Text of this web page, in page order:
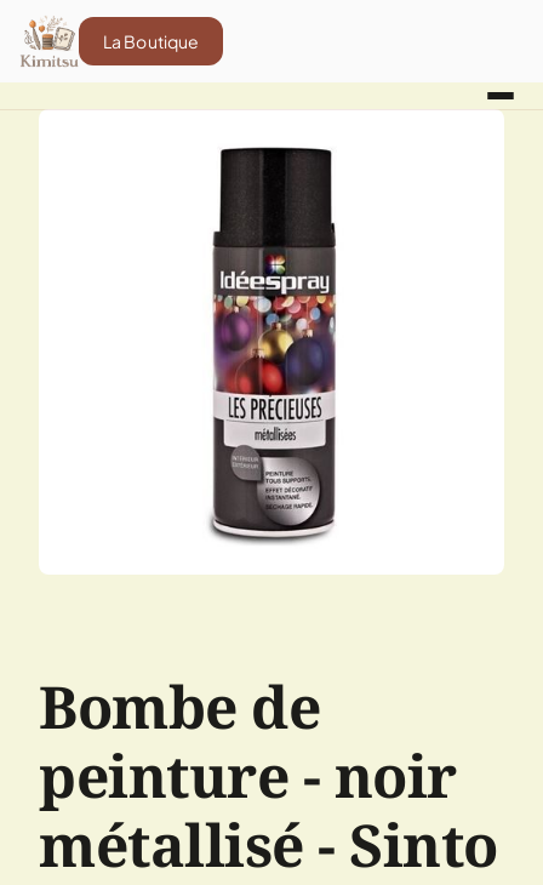
La Boutique
Bombe de
peinture - noir
métallisé - Sinto